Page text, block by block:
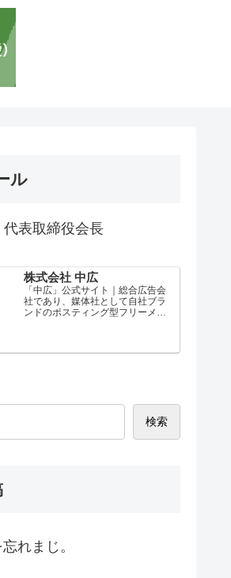
ル
表取締役会長
株式会社 中広
「中広」公式サイト｜総合広告会
社であり、媒体社として自社ブラ
ンドのポスティング型フリーメデ
検索
れまじ。